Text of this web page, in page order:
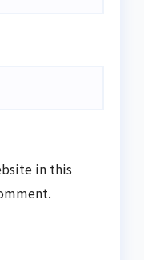
in this